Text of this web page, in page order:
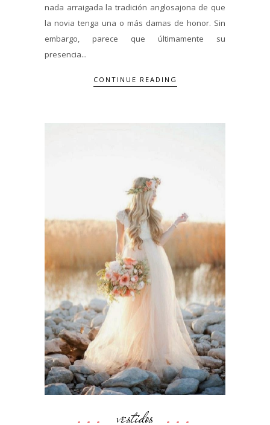
nada arraigada la tradición anglosajona de que
la novia tenga una o más damas de honor. Sin
embargo, parece que últimamente su
presencia...
CONTINUE READING
vestidos